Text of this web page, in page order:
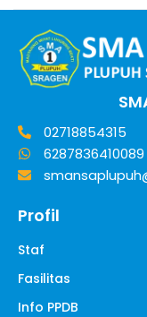
02718854315
6287836410089
Profil
Staf
Fasilitas
Info PPDB